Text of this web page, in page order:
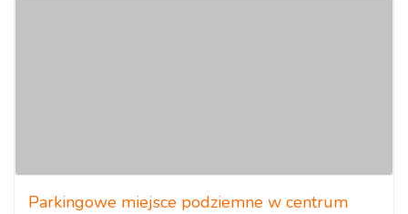
Parkingowe miejsce podziemne w centrum